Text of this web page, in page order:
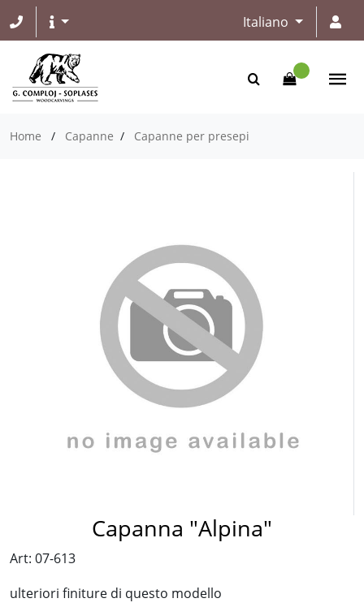
Italiano
Home / Capanne / Capanne per presepi
Capanna "Alpina"
Art: 07-613
ulteriori finiture di questo modello